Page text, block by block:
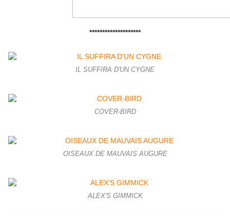
********************
IL SUFFIRA D'UN CYGNE
COVER-BIRD
OISEAUX DE MAUVAIS AUGURE
ALEX'S GIMMICK